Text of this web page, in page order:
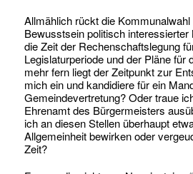
Allmählich rückt die
Bewusstsein politisch
die Zeit der Rechenschaftslegung
Legislaturperiode und der Pläne für
mehr fern liegt der Zeitpunkt zur
mich ein und kandidiere für ein
Gemeindevertretung? Oder traue
Ehrenamt des Bürgermeisters
ich an diesen Stellen überhaupt
Allgemeinheit bewirken oder
Zeit?